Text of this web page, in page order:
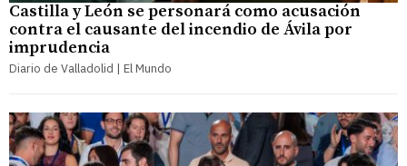
Castilla y León se personará como acusación
contra el causante del incendio de Ávila por
imprudencia
Diario de Valladolid | El Mundo